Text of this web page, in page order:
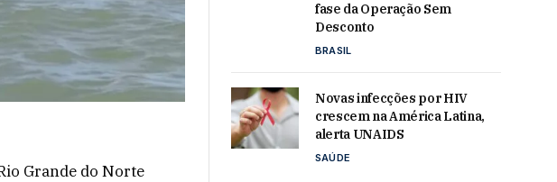
Grande do Norte
fase da Operação Sem
Desconto
BRASIL
Novas infecções por HIV
crescem na América Latina,
alerta UNAIDS
SAÚDE